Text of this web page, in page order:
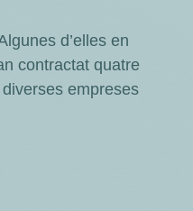
d’elles en
contractat quatre
empreses